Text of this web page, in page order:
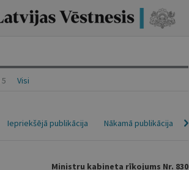
5 Visi
Nākamā publikācija
Iepriekšējā publikācija
Ministru kabineta rīkojums Nr. 830